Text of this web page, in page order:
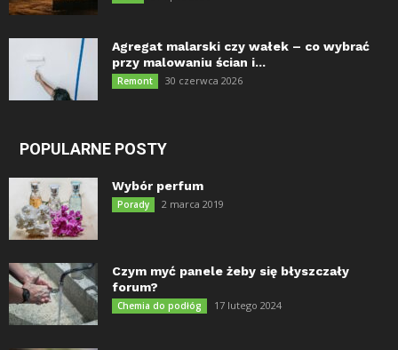
Agregat malarski czy wałek – co wybrać
przy malowaniu ścian i...
Remont 30 czerwca 2026
POPULARNE POSTY
Wybór perfum
Porady 2 marca 2019
Czym myć panele żeby się błyszczały
forum?
Chemia do podłóg 17 lutego 2024